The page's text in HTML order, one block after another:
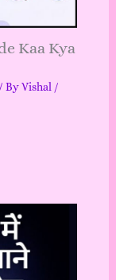
Kaa Kya
ByVishal /